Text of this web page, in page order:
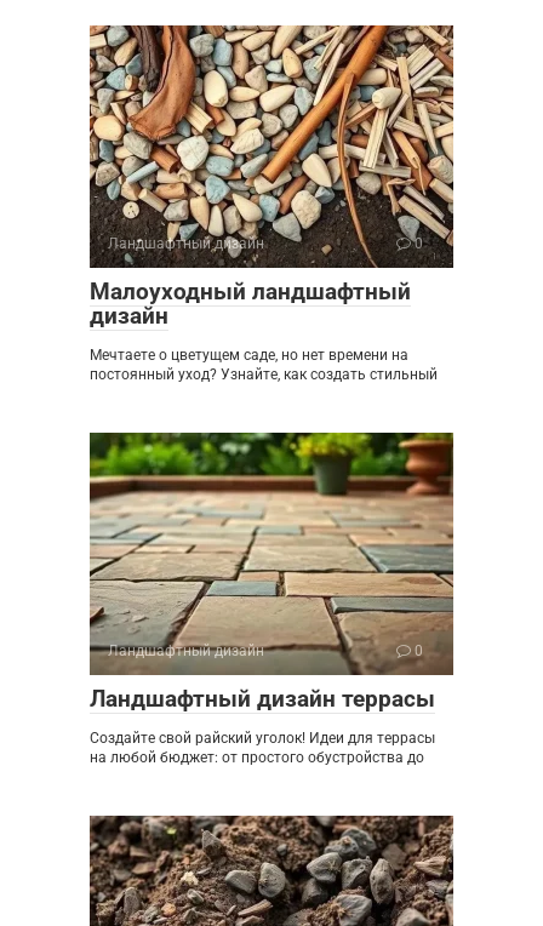
Ландшафтный дизайн 0
Малоуходный ландшафтный
дизайн
Мечтаете о цветущем саде, но нет времени на
постоянный уход? Узнайте, как создать стильный
Ландшафтный дизайн 0
Ландшафтный дизайн террасы
Создайте свой райский уголок! Идеи для террасы
на любой бюджет: от простого обустройства до